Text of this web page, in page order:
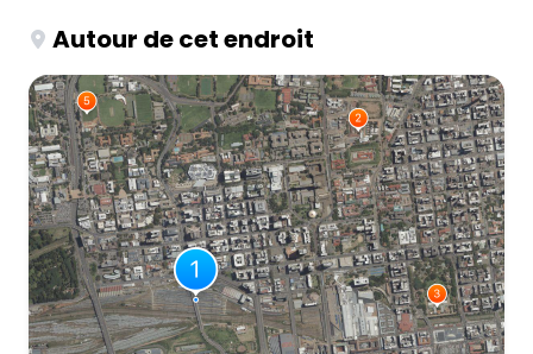
Autour de cet endroit